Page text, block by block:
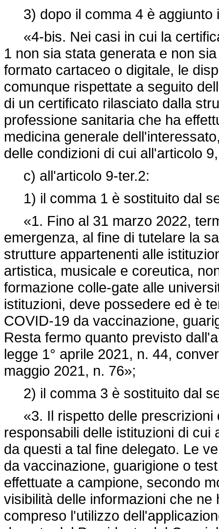
3) dopo il comma 4 è aggiunto
«4-bis. Nei casi in cui la
1 non sia stata generata e non
formato cartaceo o digitale, le
comunque rispettate a seguito
di un certificato rilasciato dalla
professione sanitaria che ha
medicina generale
delle condizioni di cui all'articolo
c) all'articolo 9-ter.2:
1) il comma 1 è sostituito dal
«1. Fino al 31 marzo 2022,
emergenza, al fine di tutelare la
strutture appartenenti alle
artistica, musicale e coreutica,
formazione colle-gate alle
istituzioni, deve possedere ed è
COVID-19 da vaccinazione,
Resta fermo quanto previsto
legge 1° aprile 2021, n. 44,
maggio 2021, n. 76»;
2) il comma 3 è sostituito dal
«3. Il rispetto delle prescrizioni
responsabili delle istituzioni di
da questi a tal fine delegato. Le
da vaccinazione, guarigione o
effettuate a campione, secondo
visibilità delle informazioni che
compreso l'utilizzo